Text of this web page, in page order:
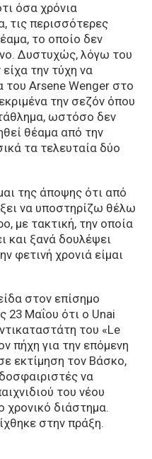
όσα χρόνια
τις περισσότερες
το οποίο δεν
Δυστυχώς, λόγω του
την τύχη να
Arsene Wenger στο
την σεζόν όπου
ωστόσο δεν
θέαμα από την
τα τελευταία δύο
της άποψης ότι από
να υποστηρίζω θέλω
με τακτική, την οποία
και ξανά δουλέψει
φετινή χρονιά είμαι
στον επίσημο
23 Μαΐου ότι ο Unai
του «Le
πήχη για την επόμενη
εκτίμηση τον Βάσκο,
να
του νέου
διάστημα.
στην πράξη.